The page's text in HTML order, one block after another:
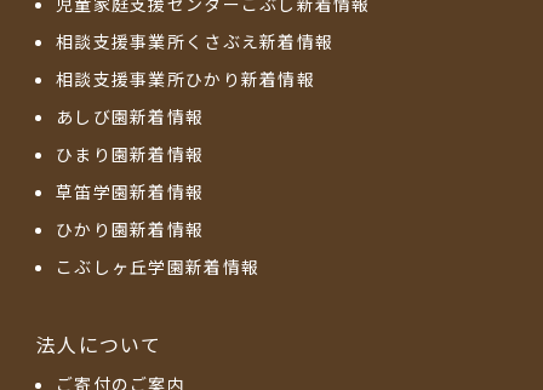
相談支援事業所くさぶえ新着情報
相談支援事業所ひかり新着情報
あしび園新着情報
ひまり園新着情報
草笛学園新着情報
ひかり園新着情報
こぶしヶ丘学園新着情報
法人について
ご寄付のご案内